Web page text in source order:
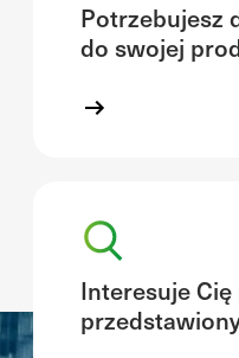
Potrzebujesz
do swojej
Interesuje